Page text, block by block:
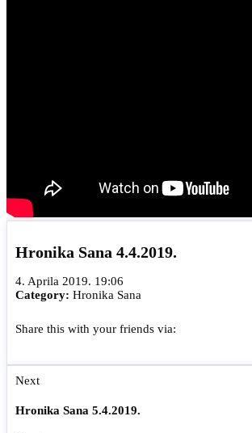
Hronika Sana 4.4.2019.
4. Aprila 2019. 19:06
Category: Hronika Sana
Share this with your friends via:
Next
Hronika Sana 5.4.2019.